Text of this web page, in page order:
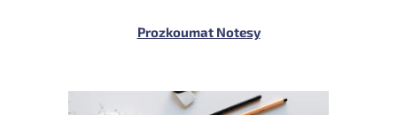
Prozkoumat Notesy